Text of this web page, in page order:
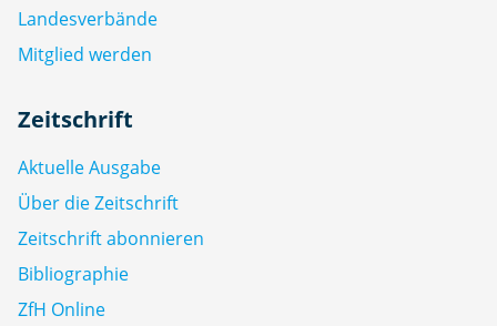
Landesverbände
Mitglied werden
Zeitschrift
Aktuelle Ausgabe
Über die Zeitschrift
Zeitschrift abonnieren
Bibliographie
ZfH Online